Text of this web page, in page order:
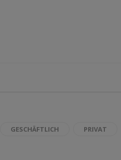
GESCHÄFTLICH PRIVAT